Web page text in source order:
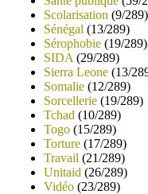
Scolarisation (9/289)
Sénégal (13/289)
Sérophobie (19/289)
SIDA (29/289)
Sierra Leone (13/
Somalie (12/289)
Sorcellerie (19/289)
Tchad (10/289)
Togo (15/289)
Torture (17/289)
Travail (21/289)
Unitaid (26/289)
Vidéo (23/289)